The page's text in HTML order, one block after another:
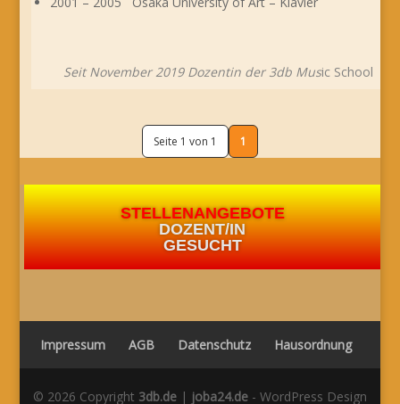
Seit November 2019 Dozentin der 3db Music School
Seite 1 von 1 1
STELLENANGEBOTE
DOZENT/IN
GESUCHT
Impressum AGB Datenschutz Hausordnung
© 2026 Copyright 3db.de | joba24.de - WordPress Design